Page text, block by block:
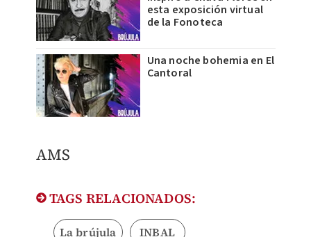
esta exposición virtual
de la Fonoteca
Una noche bohemia en El
Cantoral
​AMS
TAGS RELACIONADOS:
La brújula INBAL